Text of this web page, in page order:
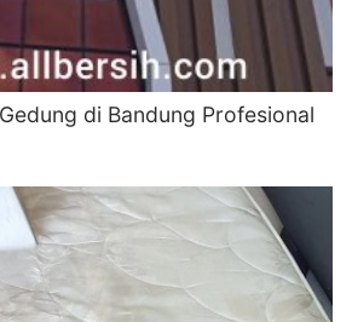
di Bandung Profesional